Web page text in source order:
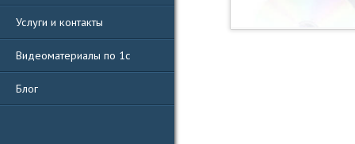
Услуги и контакты
Видеоматериалы по 1с
Блог